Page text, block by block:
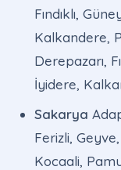
Fındıklı,
Kalkandere,
Derepazarı,
İyidere,
Sakarya
Ferizli,
Kocaali,